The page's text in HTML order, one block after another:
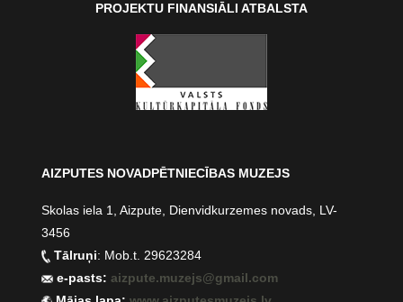
PROJEKTU FINANSIĀLI ATBALSTA
AIZPUTES NOVADPĒTNIECĪBAS MUZEJS
Skolas iela 1, Aizpute, Dienvidkurzemes novads, LV-
3456
Tālruņi: Mob.t. 29623284
e-pasts:aizpute.muzejs@gmail.com